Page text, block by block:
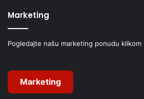
Marketing
Pogledajte našu marketing ponudu klikom
Marketing